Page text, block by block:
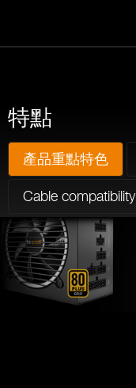
特點
產品重點特色
Cable compatibility